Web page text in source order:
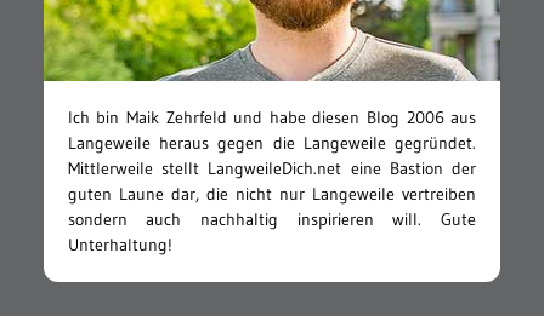
Ich bin Maik Zehrfeld und habe diesen Blog 2006 aus
Langeweile heraus gegen die Langeweile gegründet.
Mittlerweile stellt LangweileDich.net eine Bastion der
guten Laune dar, die nicht nur Langeweile vertreiben
sondern auch nachhaltig inspirieren will. Gute
Unterhaltung!